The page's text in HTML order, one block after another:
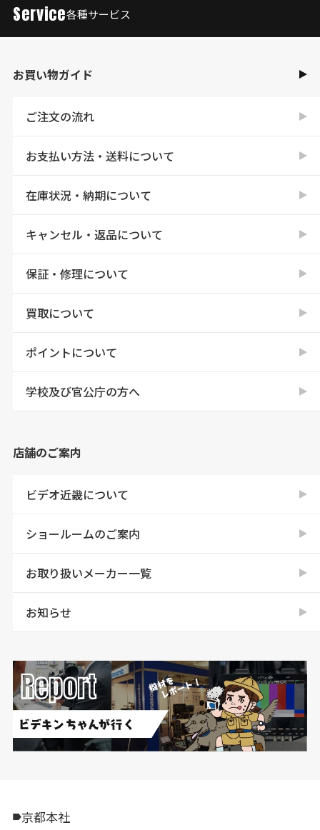
Service各種サービス
お買い物ガイド
ご注文の流れ
お支払い方法・送料について
在庫状況・納期について
キャンセル・返品について
保証・修理について
買取について
ポイントについて
学校及び官公庁の方へ
店舗のご案内
ビデオ近畿について
ショールームのご案内
お取り扱いメーカー一覧
お知らせ
京都本社